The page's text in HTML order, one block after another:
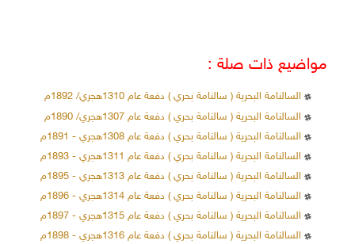
مواضيع ذات صلة :
السالنامة البحرية ( سالنامة بحري ) دفعة عام 1310هجري/ 1892م
السالنامة البحرية ( سالنامة بحري ) دفعة عام 1307هجري/ 1890م
السالنامة البحرية ( سالنامة بحري ) دفعة عام 1308هجري - 1891م
السالنامة البحرية ( سالنامة بحري ) دفعة عام 1311هجري - 1893م
السالنامة البحرية ( سالنامة بحري ) دفعة عام 1313هجري - 1895م
السالنامة البحرية ( سالنامة بحري ) دفعة عام 1314هجري - 1896م
السالنامة البحرية ( سالنامة بحري ) دفعة عام 1315هجري - 1897م
السالنامة البحرية ( سالنامة بحري ) دفعة عام 1316هجري - 1898م